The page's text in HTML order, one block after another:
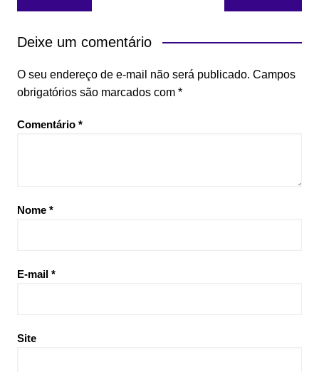
de
Post
Deixe um comentário
O seu endereço de e-mail não será publicado. Campos
obrigatórios são marcados com *
Comentário *
Nome *
E-mail *
Site